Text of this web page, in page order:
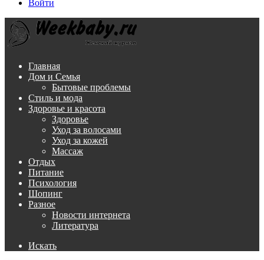
Войти
Главная
Дом и Семья
Бытовые проблемы
Стиль и мода
Здоровье и красота
Здоровье
Уход за волосами
Уход за кожей
Массаж
Отдых
Питание
Психология
Шопинг
Разное
Новости интернета
Литература
Искать